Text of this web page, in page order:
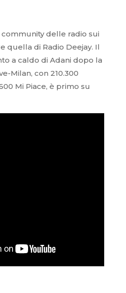
delle radio sui
quella di Radio Deejay. Il
a caldo di Adani dopo la
Milan, con 210.300
Mi Piace, è primo su